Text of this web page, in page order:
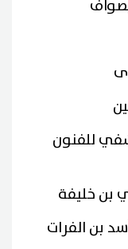
للفنون
بن خليفة
بن الفرات